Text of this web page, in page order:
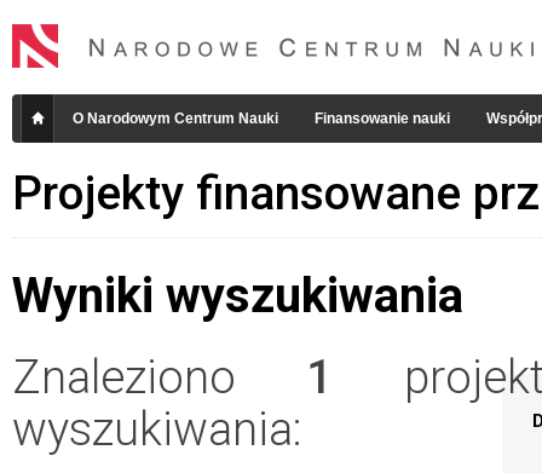
O Narodowym Centrum Nauki Finansowanie nauki
Projekty finansowane
Wyniki wyszukiwania
Znaleziono 1
wyszukiwania: